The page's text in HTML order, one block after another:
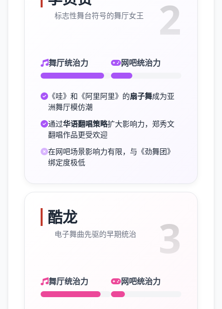
标志性舞台符号的舞厅女王 2
舞厅统治力 网吧统治力
《哇》和《阿里阿里》的扇子舞成为亚
洲舞厅模仿潮
通过华语翻唱策略扩大影响力，郑秀文
翻唱作品更受欢迎
在网吧场景影响力有限，与《劲舞团》
绑定度极低
酷龙
电子舞曲先驱的早期统治 3
舞厅统治力 网吧统治力